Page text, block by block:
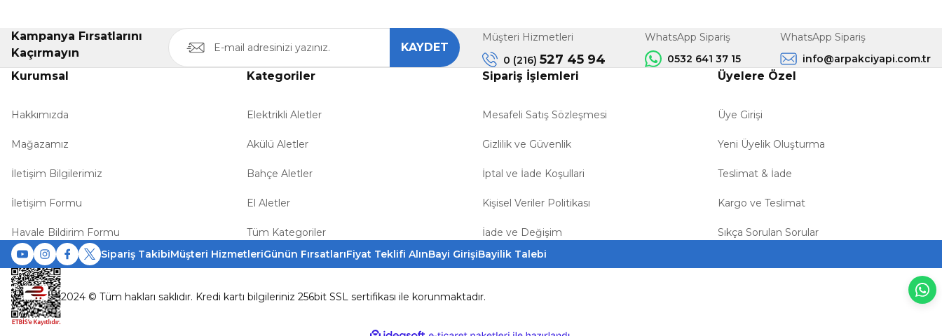
Gönder
Kampanya Fırsatlarını
Kaçırmayın
KAYDET
Müşteri Hizmetleri
0 (216) 527 45 94
WhatsApp Sipariş
0532 641 37 15
WhatsApp Sipariş
info@arpakciyapi.com.tr
Kurumsal
Hakkımızda
Mağazamız
İletişim Bilgilerimiz
İletişim Formu
Havale Bildirim Formu
Kategoriler
Elektrikli Aletler
Akülü Aletler
Bahçe Aletler
El Aletler
Tüm Kategoriler
Sipariş İşlemleri
Mesafeli Satış Sözleşmesi
Gizlilik ve Güvenlik
İptal ve İade Koşullari
Kişisel Veriler Politikası
İade ve Değişim
Üyelere Özel
Üye Girişi
Yeni Üyelik Oluşturma
Teslimat & İade
Kargo ve Teslimat
Sıkça Sorulan Sorular
Sipariş TakibiMüşteri HizmetleriGünün FırsatlarıFiyat Teklifi AlınBayi GirişiBayilik Talebi
2024 © Tüm hakları saklıdır. Kredi kartı bilgileriniz 256bit SSL sertifikası ile korunmaktadır.